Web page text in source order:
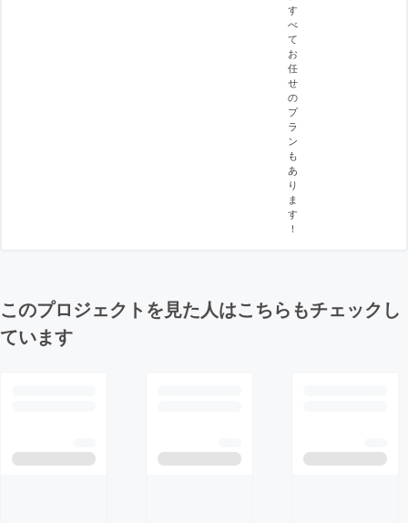
す
べ
て
お
任
せ
の
プ
ラ
ン
も
あ
り
ま
す
！
このプロジェクトを見た人はこちらもチェックし
ています